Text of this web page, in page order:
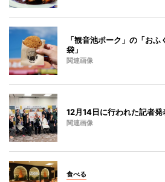
「観音池ポーク」の「お
袋」
関連画像
12月14日に行われた記者発
関連画像
食べる